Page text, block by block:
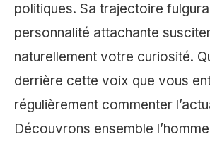
politiques. Sa trajectoire
personnalité attachante
naturellement votre curiosité.
derrière cette voix que vous
régulièrement commenter
Découvrons ensemble